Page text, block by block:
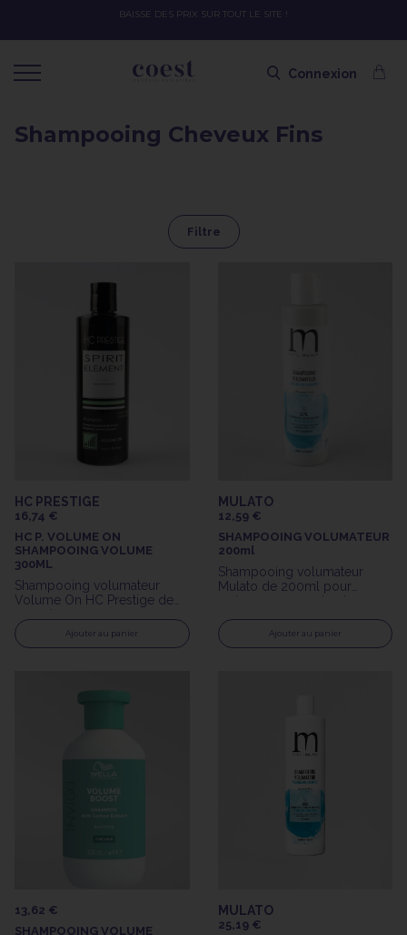
BAISSE DES PRIX SUR TOUT LE SITE !
Connexion
Shampooing Cheveux Fins
Filtre
HC PRESTIGE
16,74 €
HC P. VOLUME ON
SHAMPOOING VOLUME
300ML
Shampooing volumateur
Volume On HC Prestige de
300ml
Ajouter au panier
MULATO
12,59 €
SHAMPOOING VOLUMATEUR
200ml
Shampooing volumateur
Mulato de 200ml pour
redonner corps et volume
Ajouter au panier
13,62 €
SHAMPOOING VOLUME
MULATO
25,19 €